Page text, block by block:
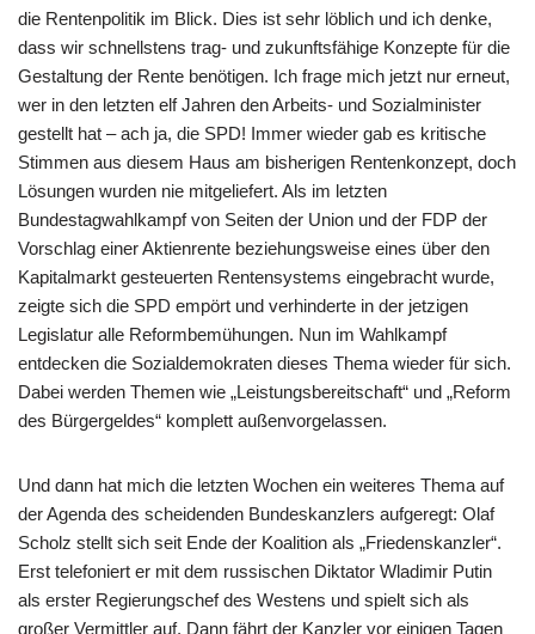
die Rentenpolitik im Blick. Dies ist sehr löblich und ich denke,
dass wir schnellstens trag- und zukunftsfähige Konzepte für die
Gestaltung der Rente benötigen. Ich frage mich jetzt nur erneut,
wer in den letzten elf Jahren den Arbeits- und Sozialminister
gestellt hat – ach ja, die SPD! Immer wieder gab es kritische
Stimmen aus diesem Haus am bisherigen Rentenkonzept, doch
Lösungen wurden nie mitgeliefert. Als im letzten
Bundestagwahlkampf von Seiten der Union und der FDP der
Vorschlag einer Aktienrente beziehungsweise eines über den
Kapitalmarkt gesteuerten Rentensystems eingebracht wurde,
zeigte sich die SPD empört und verhinderte in der jetzigen
Legislatur alle Reformbemühungen. Nun im Wahlkampf
entdecken die Sozialdemokraten dieses Thema wieder für sich.
Dabei werden Themen wie „Leistungsbereitschaft“ und „Reform
des Bürgergeldes“ komplett außenvorgelassen.
Und dann hat mich die letzten Wochen ein weiteres Thema auf
der Agenda des scheidenden Bundeskanzlers aufgeregt: Olaf
Scholz stellt sich seit Ende der Koalition als „Friedenskanzler“.
Erst telefoniert er mit dem russischen Diktator Wladimir Putin
als erster Regierungschef des Westens und spielt sich als
großer Vermittler auf. Dann fährt der Kanzler vor einigen Tagen